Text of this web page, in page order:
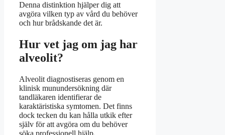
Denna distinktion hjälper dig att
avgöra vilken typ av vård du behöver
och hur brådskande det är.
Hur vet jag om jag har
alveolit?
Alveolit diagnostiseras genom en
klinisk munundersökning där
tandläkaren identifierar de
karaktäristiska symtomen. Det finns
dock tecken du kan hålla utkik efter
själv för att avgöra om du behöver